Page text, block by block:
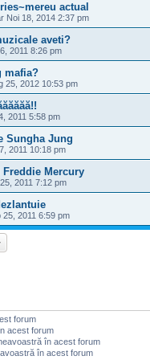
actual
Noi 18, 2014 2:37 pm
aveti?
2011 8:26 pm
mafia?
25, 2012 10:53 pm
2011 5:58 pm
Sungha Jung
2011 10:18 pm
Mercury
2011 7:12 pm
25, 2011 6:59 pm
forum
acest forum
în acest forum
în acest forum